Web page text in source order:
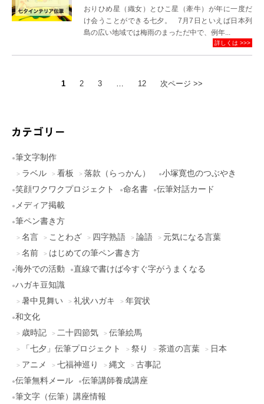
おりひめ星（織女）とひこ星（牽牛）が年に一度だ
け会うことができる七夕。 7月7日といえば日本列
島の広い地域では梅雨のまっただ中で、例年...
詳しくは >>>
1 2 3 … 12 次ページ >>
筆文字制作
ラベル
看板 落款（らっかん）
小塚寛也のつぶやき
笑顔ワクワクプロジェクト
命名書
伝筆対話カード
メディア掲載
筆ペン書き方
名言
ことわざ 四字熟語 論語
元気になる言葉
名前
はじめての筆ペン書き方
海外での活動
直線で書けば今すぐ字がうまくなる
ハガキ豆知識
暑中見舞い
礼状ハガキ
年賀状
和文化
歳時記
二十四節気
伝筆絵馬
「七夕」伝筆プロジェクト
祭り 茶道の言葉
日本
アニメ
七福神巡り 縄文
古事記
伝筆無料メール
伝筆講師養成講座
筆文字（伝筆）講座情報